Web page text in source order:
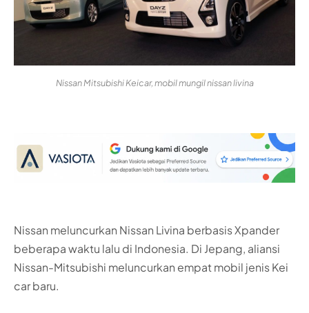
Nissan Mitsubishi Keicar, mobil mungil nissan livina
Nissan meluncurkan Nissan Livina berbasis Xpander
beberapa waktu lalu di Indonesia. Di Jepang, aliansi
Nissan-Mitsubishi meluncurkan empat mobil jenis Kei
car baru.